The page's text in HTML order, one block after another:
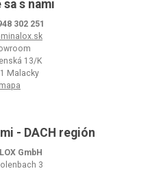
s nami
302 251
13/K
Malacky
mapa
- DACH región
GmbH
3